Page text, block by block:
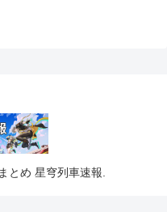
とめ 星穹列車速報.